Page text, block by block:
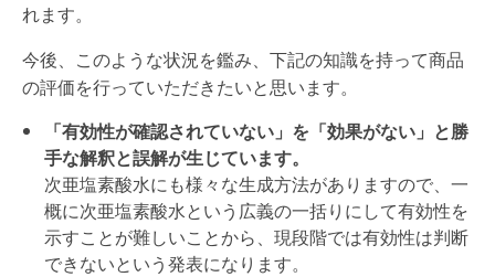
れます。
今後、このような状況を鑑み、下記の知識を持って商品
の評価を行っていただきたいと思います。
「有効性が確認されていない」を「効果がない」と勝
手な解釈と誤解が生じています。
次亜塩素酸水にも様々な生成方法がありますので、一
概に次亜塩素酸水という広義の一括りにして有効性を
示すことが難しいことから、現段階では有効性は判断
できないという発表になります。